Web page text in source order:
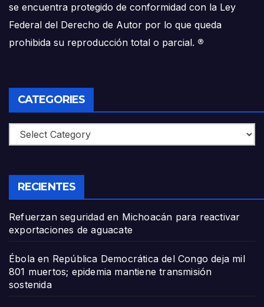
se encuentra protegido de conformidad con la Ley
Federal del Derecho de Autor por lo que queda
prohibida su reproducción total o parcial. ®
CATEGORIES
Categories
RECIENTES
Refuerzan seguridad en Michoacán para reactivar
exportaciones de aguacate
Ébola en República Democrática del Congo deja mil
801 muertos; epidemia mantiene transmisión
sostenida